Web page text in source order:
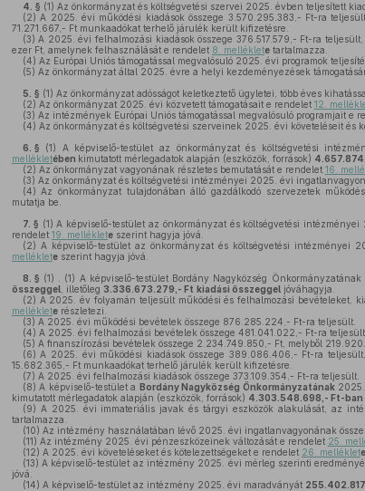
4. § (1) Az önkormányzat és költségvetési szervei 2025. évben teljesített
(2) A 2025. évi működési kiadások összege 3.570.295.383,- Ft-ra
71.271.667,- Ft munkaadókat terhelő járulék került kifizetésre.
(3) A 2025. évi felhalmozási kiadások összege 376.517.579,- Ft-ra
ezer Ft, amelynek felhasználását e rendelet 8. mellékletetartalmazza.
(4) Az Európai Uniós támogatással megvalósuló 2025. évi programok
(5) Az önkormányzat által 2025. évre a helyi kezdeményezések
5. § (1) Az önkormányzat adósságot keletkeztető ügyletei, több éves
(2) Az önkormányzat 2025. évi közvetett támogatásait e rendelet 12.
(3) Az intézmények Európai Uniós támogatással megvalósuló programjait e
(4) Az önkormányzat és költségvetési szerveinek 2025. évi követeléseit és
6. § (1) A képviselő-testület az önkormányzat és költségvetési
mellékletében kimutatott mérlegadatok alapján (eszközök, források)
(2) Az önkormányzat vagyonának részletes bemutatását e rendelet 16.
(3) Az önkormányzat és költségvetési intézményei 2025. évi
(4) Az önkormányzat tulajdonában álló gazdálkodó szervezetek
mutatja be.
7. § (1) A képviselő-testület az önkormányzat és költségvetési
rendelet 19. mellékleteszerint hagyja jóvá.
(2) A képviselő-testület az önkormányzat és költségvetési intézményei
mellékleteszerint hagyja jóvá.
8. § (1) . (1) A képviselő-testület Bordány Nagyközség
összeggel, illetőleg 3.336.673.279,- Ft kiadási összeggeljóváhagyja.
(2) A 2025. év folyamán teljesült működési és felhalmozási bevételeket,
mellékleterészletezi.
(3) A 2025. évi működési bevételek összege 876.285.224,- Ft-ra teljesült.
(4) A 2025. évi felhalmozási bevételek összege 481.041.022,- Ft-ra teljesült.
(5) A finanszírozási bevételek összege 2.234.749.850,- Ft, melyből
(6) A 2025. évi működési kiadások összege 389.086.406,- Ft-ra
15.682.365,- Ft munkaadókat terhelő járulék került kifizetésre.
(7) A 2025. évi felhalmozási kiadások összege 373.109.354,- Ft-ra teljesült.
(8) A képviselő-testület a Bordány Nagyközség Önkormányzatának2025.
kimutatott mérlegadatok alapján (eszközök, források) 4.303.548.698,- Ft-ban
(9) A 2025. évi immateriális javak és tárgyi eszközök alakulását, az
tartalmazza.
(10) Az intézmény használatában lévő 2025. évi ingatlanvagyonának
(11) Az intézmény 2025. évi pénzeszközeinek változását e rendelet 25.
(12) A 2025. évi követeléseket és kötelezettségeket e rendelet 26. melléklete
(13) A képviselő-testület az intézmény 2025. évi mérleg szerinti
jóvá.
(14) A képviselő-testület az intézmény 2025. évi maradványát